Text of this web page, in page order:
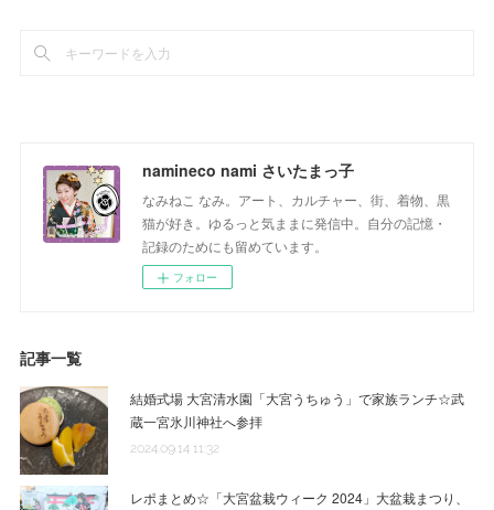
namineco nami さいたまっ子
なみねこ なみ。アート、カルチャー、街、着物、黒
猫が好き。ゆるっと気ままに発信中。自分の記憶・
記録のためにも留めています。
フォロー
記事一覧
結婚式場 大宮清水園「大宮うちゅう」で家族ランチ☆武
蔵一宮氷川神社へ参拝
2024.09.14 11:32
レポまとめ☆「大宮盆栽ウィーク 2024」大盆栽まつり、